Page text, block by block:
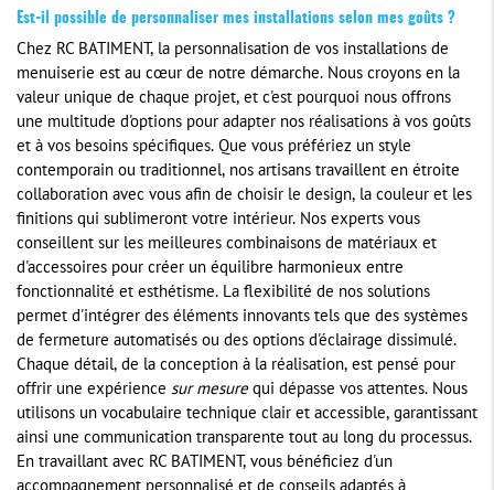
Est-il possible de personnaliser mes installations selon mes goûts ?
Chez RC BATIMENT, la personnalisation de vos installations de
menuiserie est au cœur de notre démarche. Nous croyons en la
valeur unique de chaque projet, et c'est pourquoi nous offrons
une multitude d'options pour adapter nos réalisations à vos goûts
et à vos besoins spécifiques. Que vous préfériez un style
contemporain ou traditionnel, nos artisans travaillent en étroite
collaboration avec vous afin de choisir le design, la couleur et les
finitions qui sublimeront votre intérieur. Nos experts vous
conseillent sur les meilleures combinaisons de matériaux et
d'accessoires pour créer un équilibre harmonieux entre
fonctionnalité et esthétisme. La flexibilité de nos solutions
permet d'intégrer des éléments innovants tels que des systèmes
de fermeture automatisés ou des options d'éclairage dissimulé.
Chaque détail, de la conception à la réalisation, est pensé pour
offrir une expérience sur mesurequi dépasse vos attentes. Nous
utilisons un vocabulaire technique clair et accessible, garantissant
ainsi une communication transparente tout au long du processus.
En travaillant avec RC BATIMENT, vous bénéficiez d'un